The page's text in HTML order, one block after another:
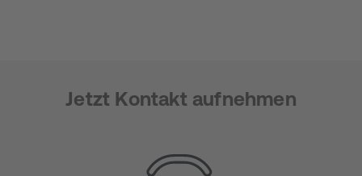
Jetzt Kontakt aufnehmen